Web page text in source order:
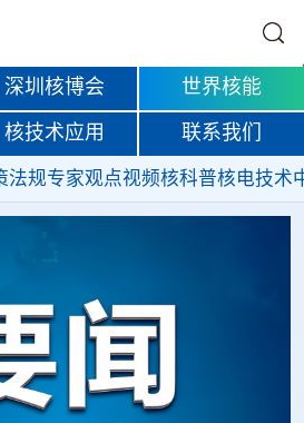
深圳核博会 世界核能
核技术应用 联系我们
法规专家观点视频核科普核电技术